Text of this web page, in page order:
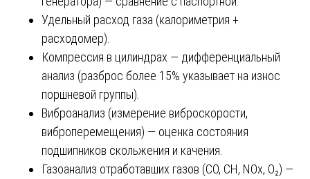
Удельный расход газа (калориметрия +
расходомер).
Компрессия в цилиндрах — дифференциальный
анализ (разброс более 15% указывает на износ
поршневой группы).
Виброанализ (измерение виброскорости,
виброперемещения) — оценка состояния
подшипников скольжения и качения.
Газоанализ отработавших газов (CO, CH, NOx, O₂) —